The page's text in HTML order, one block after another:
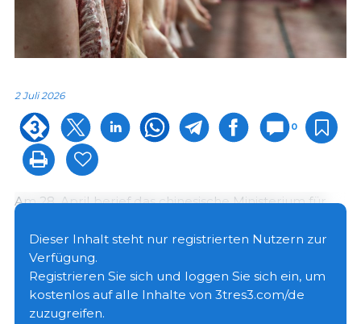
2 Juli 2026
0
Am 28. April berief das chinesische Ministerium für
erste Sitzung seines Expertenbeirats für das
Monitoring- und Frühwarnsystem der
Schweinewirtschaft ein.
Die auf der Sitzung anwesenden Experten
Dieser Inhalt steht nur registrierten Nutzern zur
Verfügung.
Registrieren Sie sich und loggen Sie sich ein, um
kostenlos auf alle Inhalte von 3tres3.com/de
zuzugreifen.